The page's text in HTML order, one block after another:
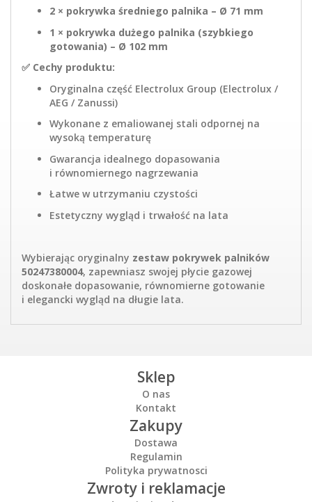
2 × pokrywka średniego palnika – Ø 71 mm
1 × pokrywka dużego palnika (szybkiego
gotowania) – Ø 102 mm
✅ Cechy produktu:
Oryginalna część Electrolux Group (Electrolux /
AEG / Zanussi)
Wykonane z emaliowanej stali odpornej na
wysoką temperaturę
Gwarancja idealnego dopasowania
i równomiernego nagrzewania
Łatwe w utrzymaniu czystości
Estetyczny wygląd i trwałość na lata
Wybierając oryginalny zestaw pokrywek palników
50247380004, zapewniasz swojej płycie gazowej
doskonałe dopasowanie, równomierne gotowanie
i elegancki wygląd na długie lata.
Sklep
O nas
Kontakt
Zakupy
Dostawa
Regulamin
Polityka prywatnosci
Zwroty i reklamacje